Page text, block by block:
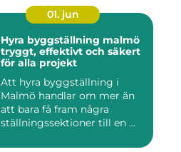
01. jun
Hyra byggställning malmö
tryggt, effektivt och säkert
för alla projekt
Att hyra byggställning i
Malmö handlar om mer än
att bara få fram några
ställningssektioner till en ...